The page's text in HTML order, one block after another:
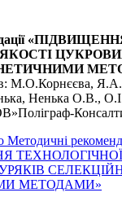
М.О.Корнєєва,
Ненька О.В.,
Методичні
МЕТОДАМИ»